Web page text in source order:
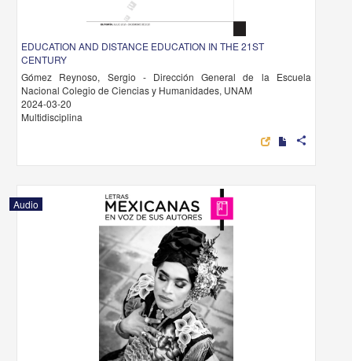
EDUCATION AND DISTANCE EDUCATION IN THE 21ST
CENTURY
Gómez Reynoso, Sergio - Dirección General de la Escuela
Nacional Colegio de Ciencias y Humanidades, UNAM
2024-03-20
Multidisciplina
share
Audio